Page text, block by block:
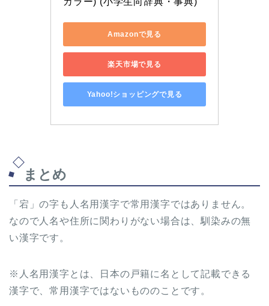
Amazonで見る
楽天市場で見る
Yahoo!ショッピングで見る
まとめ
「宕」の字も人名用漢字で常用漢字ではありません。
なので人名や住所に関わりがない場合は、馴染みの無
い漢字です。
※人名用漢字とは、日本の戸籍に名として記載できる
漢字で、常用漢字ではないもののことです。